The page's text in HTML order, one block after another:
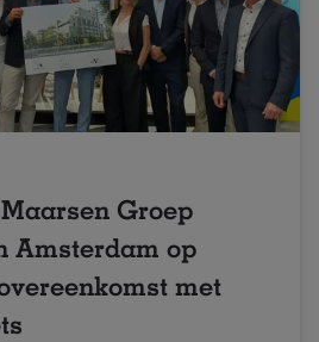
Groep
Amsterdam op
met